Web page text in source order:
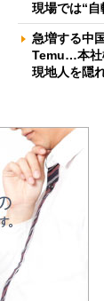
現場では“
急増する中
Temu…本社
現地人を隠